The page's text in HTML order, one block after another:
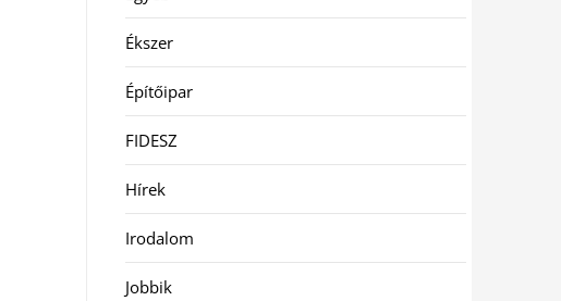
Ékszer
Építőipar
FIDESZ
Hírek
Irodalom
Jobbik